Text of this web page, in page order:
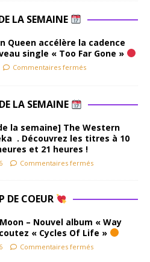
LA SEMAINE
Queen accélère la cadence
single « Too Far Gone »
Commentaires fermés
LA SEMAINE
la semaine] The Western
. Découvrez les titres à 10
et 21 heures !
Commentaires fermés
DE COEUR
– Nouvel album « Way
« Cycles Of Life »
Commentaires fermés